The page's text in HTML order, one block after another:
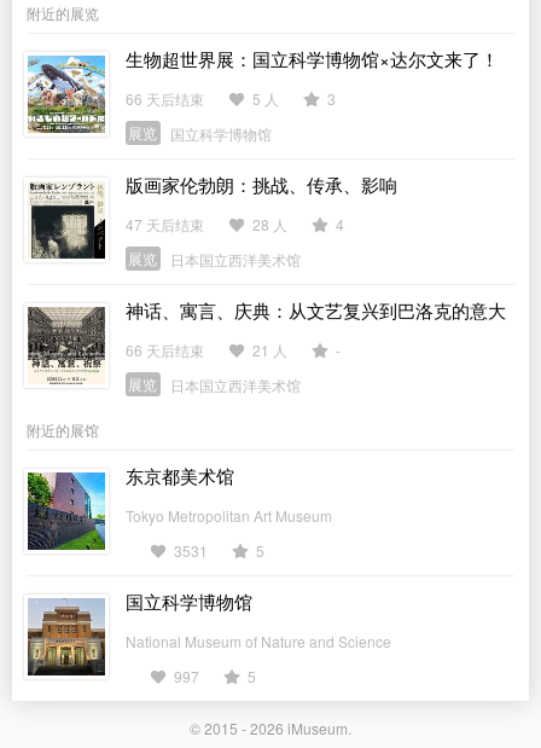
附近的展览
生物超世界展：国立科学博物馆×达尔文来了！
66 天后结束 5 人
3
展览
国立科学博物馆
版画家伦勃朗：挑战、传承、影响
47 天后结束 28 人
4
展览
日本国立西洋美术馆
神话、寓言、庆典：从文艺复兴到巴洛克的意大
利宫廷与版画
66 天后结束 21 人
-
展览
日本国立西洋美术馆
附近的展馆
东京都美术馆
Tokyo Metropolitan Art Museum
3531
5
国立科学博物馆
National Museum of Nature and Science
997
5
© 2015 - 2026 iMuseum